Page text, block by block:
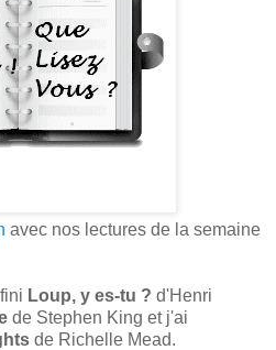
avec nos lectures de la semaine
Loup, y es-tu ? d'Henri
de Stephen King et j'ai
de Richelle Mead.